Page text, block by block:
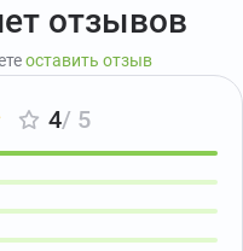
отзывов
оставить отзыв
4/ 5